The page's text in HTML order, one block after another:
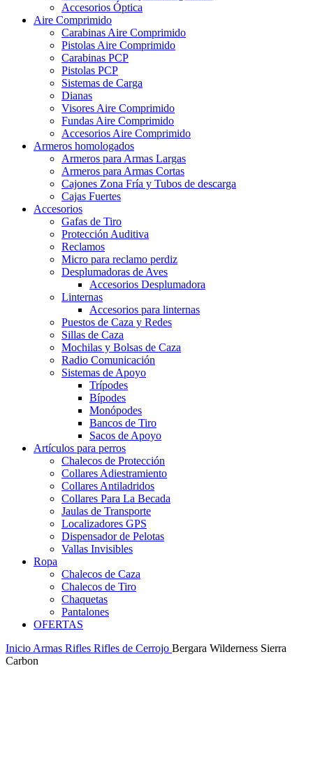
Accesorios Óptica
Aire Comprimido
Carabinas Aire Comprimido
Pistolas Aire Comprimido
Carabinas PCP
Pistolas PCP
Sistemas de Carga
Dianas
Visores Aire Comprimido
Fundas Aire Comprimido
Accesorios Aire Comprimido
Armeros homologados
Armeros para Armas Largas
Armeros para Armas Cortas
Cajones Zona Fría y Tubos de descarga
Cajas Fuertes
Accesorios
Gafas de Tiro
Protección Auditiva
Reclamos
Micro para reclamo perdiz
Desplumadoras de Aves
Accesorios Desplumadora
Linternas
Accesorios para linternas
Puestos de Caza y Redes
Sillas de Caza
Mochilas y Bolsas de Caza
Radio Comunicación
Sistemas de Apoyo
Trípodes
Bípodes
Monópodes
Bancos de Tiro
Sacos de Apoyo
Artículos para perros
Chalecos de Protección
Collares Adiestramiento
Collares Antiladridos
Collares Para La Becada
Jaulas de Transporte
Localizadores GPS
Dispensador de Pelotas
Vallas Invisibles
Ropa
Chalecos de Caza
Chalecos de Tiro
Chaquetas
Pantalones
OFERTAS
Inicio Armas Rifles Rifles de Cerrojo Bergara Wilderness Sierra
Carbon